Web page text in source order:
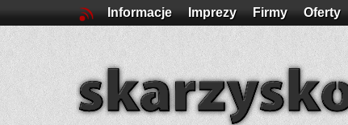
Informacje Imprezy Firmy Oferty